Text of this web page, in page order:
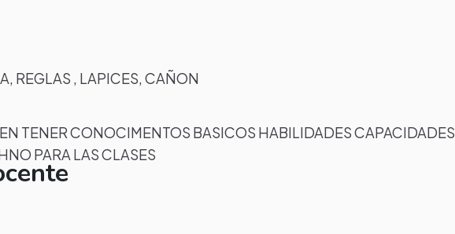
REGLAS , LAPICES, CAÑON
TENER CONOCIMENTOS BASICOS HABILIDADES CAPACIDADES
PARA LAS CLASES